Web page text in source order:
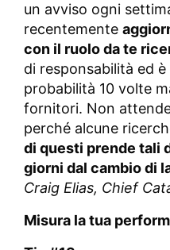
un avviso ogni
recentemente
con il ruolo da te
di responsabilità ed
probabilità 10 volte
fornitori. Non
perché alcune
di questi prende tali
giorni dal cambio di
Craig Elias, Chief
Misura la tua